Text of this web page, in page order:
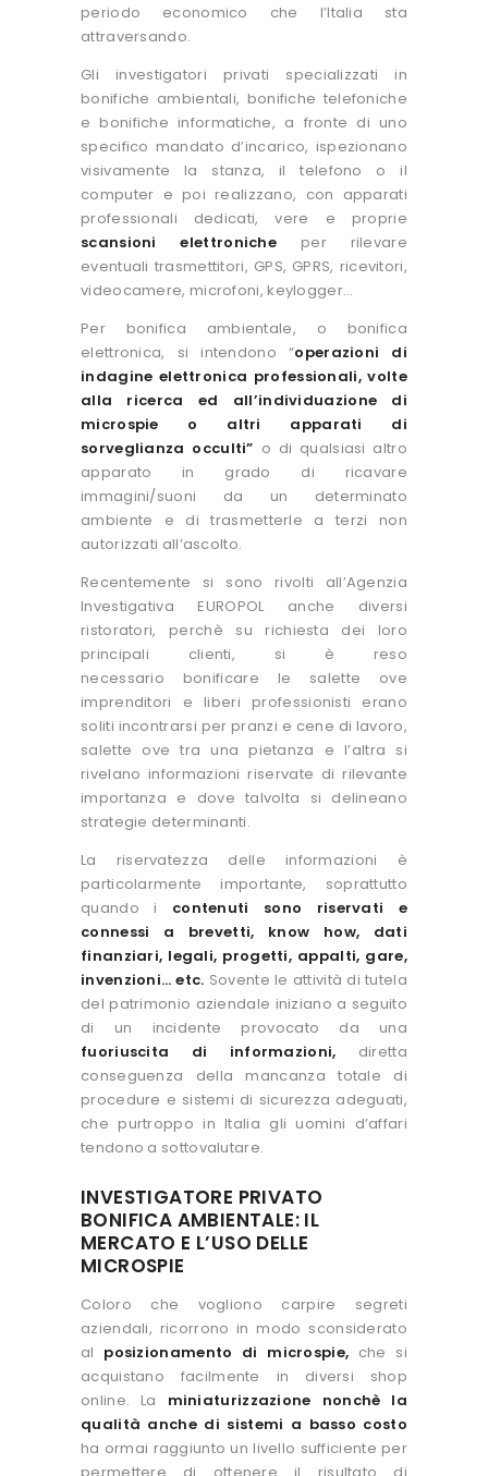
periodo economico che l’Italia sta
attraversando.
Gli investigatori privati specializzati in
bonifiche ambientali, bonifiche telefoniche
e bonifiche informatiche, a fronte di uno
specifico mandato d’incarico, ispezionano
visivamente la stanza, il telefono o il
computer e poi realizzano, con apparati
professionali dedicati, vere e proprie
scansioni elettroniche per rilevare
eventuali trasmettitori, GPS, GPRS, ricevitori,
videocamere, microfoni, keylogger…
Per bonifica ambientale, o bonifica
elettronica, si intendono “operazioni di
indagine elettronica professionali, volte
alla ricerca ed all’individuazione di
microspie o altri apparati di
sorveglianza occulti” o di qualsiasi altro
apparato in grado di ricavare
immagini/suoni da un determinato
ambiente e di trasmetterle a terzi non
autorizzati all’ascolto.
Recentemente si sono rivolti all’Agenzia
Investigativa EUROPOL anche diversi
ristoratori, perchè su richiesta dei loro
principali clienti, si è reso
necessario bonificare le salette ove
imprenditori e liberi professionisti erano
soliti incontrarsi per pranzi e cene di lavoro,
salette ove tra una pietanza e l’altra si
rivelano informazioni riservate di rilevante
importanza e dove talvolta si delineano
strategie determinanti.
La riservatezza delle informazioni è
particolarmente importante, soprattutto
quando i contenuti sono riservati e
connessi a brevetti, know how, dati
finanziari, legali, progetti, appalti, gare,
invenzioni… etc. Sovente le attività di tutela
del patrimonio aziendale iniziano a seguito
di un incidente provocato da una
fuoriuscita di informazioni, diretta
conseguenza della mancanza totale di
procedure e sistemi di sicurezza adeguati,
che purtroppo in Italia gli uomini d’affari
tendono a sottovalutare.
INVESTIGATORE PRIVATO
BONIFICA AMBIENTALE: IL
MERCATO E L’USO DELLE
MICROSPIE
Coloro che vogliono carpire segreti
aziendali, ricorrono in modo sconsiderato
al posizionamento di microspie, che si
acquistano facilmente in diversi shop
online. La miniaturizzazione nonchè la
qualità anche di sistemi a basso costo
ha ormai raggiunto un livello sufficiente per